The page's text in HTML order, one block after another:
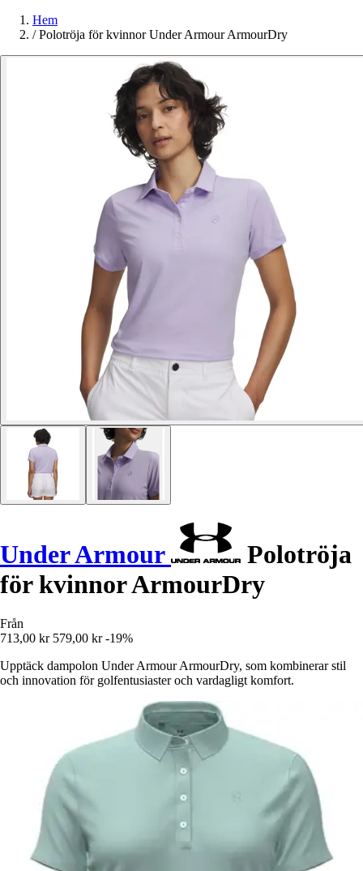
Hem
/ Polotröja för kvinnor Under Armour ArmourDry
Under Armour
Polotröja
för kvinnor ArmourDry
Från
713,00 kr 579,00 kr -19%
Upptäck dampolon Under Armour ArmourDry, som kombinerar stil
och innovation för golfentusiaster och vardagligt komfort.